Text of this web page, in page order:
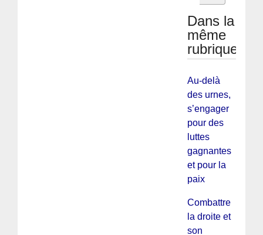
Dans la
même
rubrique
Au-delà
des urnes,
s’engager
pour des
luttes
gagnantes
et pour la
paix
Combattre
la droite et
son